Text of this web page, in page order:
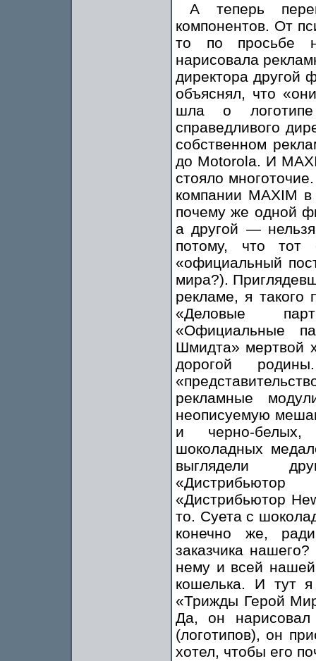
А теперь
компонентов. От
то по просьбе
нарисовала
директора другой
объяснял, что
шла о
справедливого
собственном
до Motorola. И
стояло
компании MAXIM
почему же одной
а другой —
потому, что тот
«официальный
мира?).
рекламе, я такого
«Деловые
«Официальные
Шмидта» мертвой
дорогой
рекламные
неописуемую
и черно-белых,
шоколадных
выглядели
«Дистрибьютор
то. Суета с
конечно же,
заказчика
нему и всей нашей
кошелька. И тут
«Трижды Герой
Да, он нарисовал
(логотипов), он
хотел, чтобы его